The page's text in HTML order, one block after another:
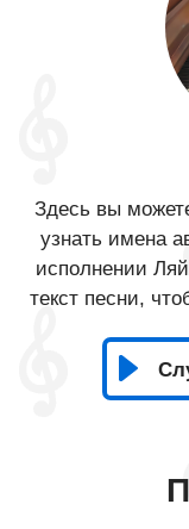
Здесь вы
узнать имена
исполнении
текст песни,